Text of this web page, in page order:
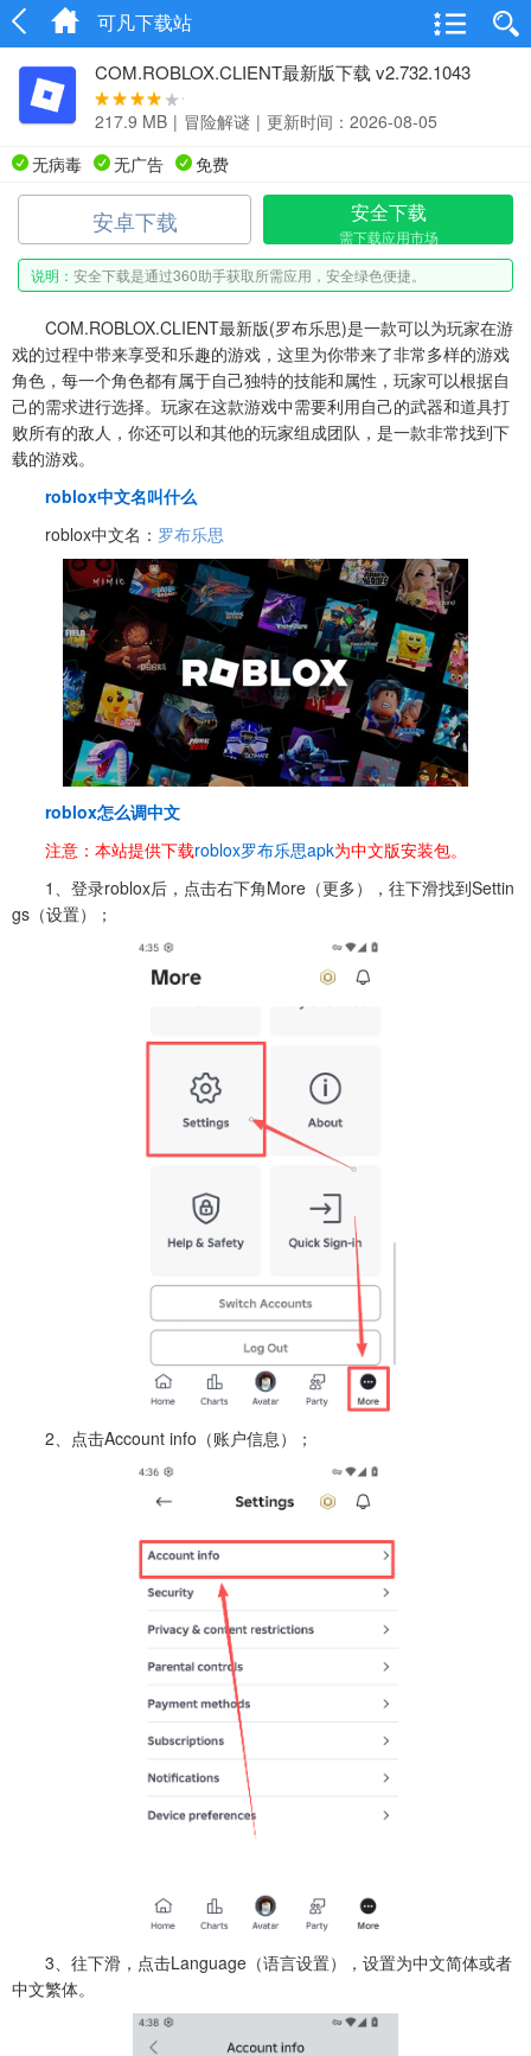
可凡下载站
COM.ROBLOX.CLIENT最新版下载 v2.732.1043
217.9 MB | 冒险解谜 | 更新时间：2026-08-05
无病毒
无广告 免费
安卓下载 安全下载
需下载应用市场
说明： 安全下载是通过360助手获取所需应用，安全绿色便捷。
COM.ROBLOX.CLIENT最新版(罗布乐思)是一款可以为玩家在游
戏的过程中带来享受和乐趣的游戏，这里为你带来了非常多样的游戏
角色，每一个角色都有属于自己独特的技能和属性，玩家可以根据自
己的需求进行选择。玩家在这款游戏中需要利用自己的武器和道具打
败所有的敌人，你还可以和其他的玩家组成团队，是一款非常找到下
载的游戏。
roblox中文名叫什么
roblox中文名： 罗布乐思
roblox怎么调中文
注意：本站提供下载roblox罗布乐思apk为中文版安装包。
1、登录roblox后，点击右下角More（更多），往下滑找到Settin
gs（设置）；
2、点击Account info（账户信息）；
3、往下滑，点击Language（语言设置），设置为中文简体或者
中文繁体。